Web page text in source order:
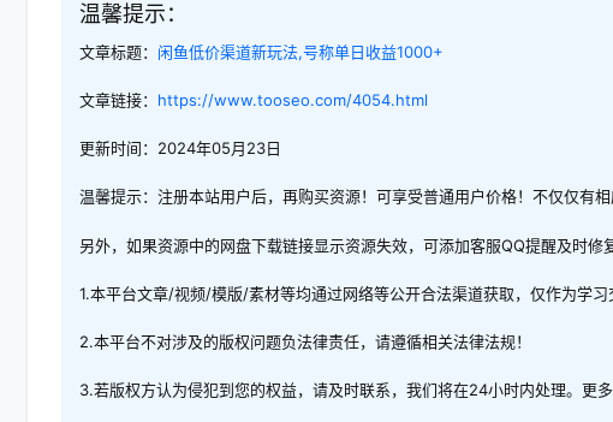
温馨提示：
文章标题： 闲鱼低价渠道新玩法,号称单日收益1000+
文章链接： https://www.tooseo.com/4054.html
更新时间：2024年05月23日
温馨提示：注册本站用户后，再购买资源！可享受普通用户价格！不仅仅有
另外，如果资源中的网盘下载链接显示资源失效，可添加客服QQ提醒及时修
1.本平台文章/视频/模版/素材等均通过网络等公开合法渠道获取，仅作为学习
2.本平台不对涉及的版权问题负法律责任，请遵循相关法律法规！
3.若版权方认为侵犯到您的权益，请及时联系，我们将在24小时内处理。更